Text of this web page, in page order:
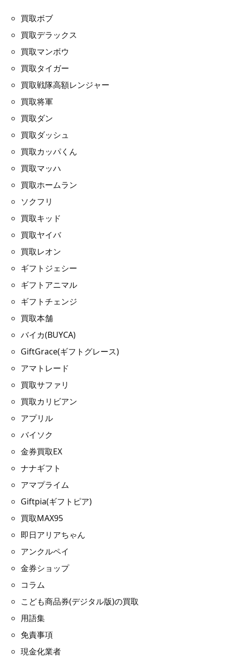
買取ボブ
買取デラックス
買取マンボウ
買取タイガー
買取戦隊高額レンジャー
買取将軍
買取ダン
買取ダッシュ
買取カッパくん
買取マッハ
買取ホームラン
ソクフリ
買取キッド
買取ヤイバ
買取レオン
ギフトジェシー
ギフトアニマル
ギフトチェンジ
買取本舗
バイカ(BUYCA)
GiftGrace(ギフトグレース)
アマトレード
買取サファリ
買取カリビアン
アプリル
バイソク
金券買取EX
ナナギフト
アマプライム
Giftpia(ギフトピア)
買取MAX95
即日アリアちゃん
アンクルペイ
金券ショップ
コラム
こども商品券(デジタル版)の買取
用語集
免責事項
現金化業者